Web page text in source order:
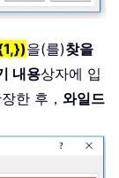
을(를)찾을
내용상자에 입
한 후， 와일드